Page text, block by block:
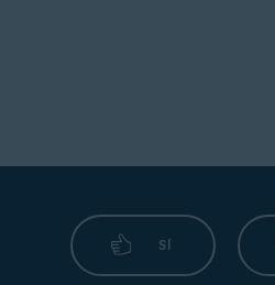
SÍ